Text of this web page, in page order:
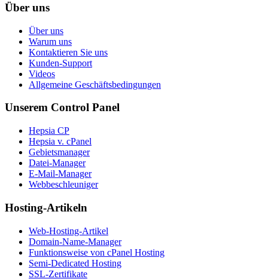
Über uns
Über uns
Warum uns
Kontaktieren Sie uns
Kunden-Support
Videos
Allgemeine Geschäftsbedingungen
Unserem Control Panel
Hepsia CP
Hepsia v. cPanel
Gebietsmanager
Datei-Manager
E-Mail-Manager
Webbeschleuniger
Hosting-Artikeln
Web-Hosting-Artikel
Domain-Name-Manager
Funktionsweise von cPanel Hosting
Semi-Dedicated Hosting
SSL-Zertifikate